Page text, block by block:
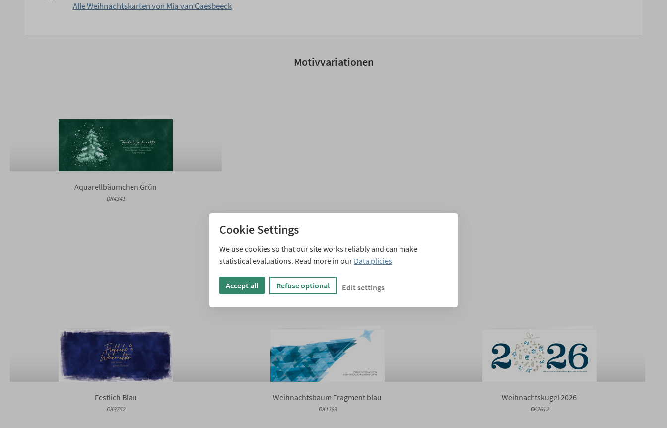
Alle Weihnachtskarten von Mia van Gaesbeeck
Motivvariationen
Aquarellbäumchen Grün
DK4341
Festlich Blau
DK3752
Weihnachtsbaum Fragment blau
DK1383
Weihnachtskugel 2026
DK2612
Cookie Settings
We use cookies so that our site works reliably and can make
statistical evaluations. Read more in our Data plicies
Accept all Refuse optional Edit settings